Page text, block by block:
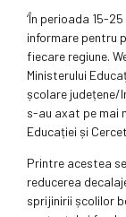
‘În perioada 15-
informare pentru
fiecare regiune.
Ministerului
școlare județene/
s-au axat pe mai
Educației și
Printre acestea
reducerea
sprijinirii școlilor